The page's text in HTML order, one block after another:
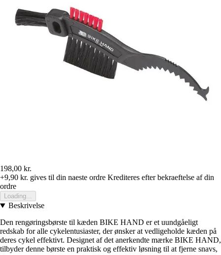
198,00 kr.
+9,90 kr. gives til din naeste ordre Krediteres efter bekraeftelse af din
ordre
Loading...
Beskrivelse
Den rengøringsbørste til kæden BIKE HAND er et uundgåeligt
redskab for alle cykelentusiaster, der ønsker at vedligeholde kæden på
deres cykel effektivt. Designet af det anerkendte mærke BIKE HAND,
tilbyder denne børste en praktisk og effektiv løsning til at fjerne snavs,